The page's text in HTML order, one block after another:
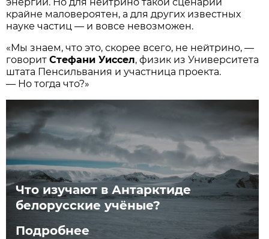
крайне маловероятен, а для других известных
науке частиц — и вовсе невозможен.
«Мы знаем, что это, скорее всего, не нейтрино, —
говоритСтефани Уиссел, физик из Университета
штата Пенсильвания и участница проекта.
— Но тогда что?»
Что изучают в Антарктиде
белорусские учёные?
Подробнее